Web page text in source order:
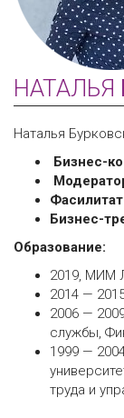
НАТАЛЬЯ
Наталья
Бизнес-
Бизнес-
Образование:
2019, МИМ
2014 —
2006 —
службы,
1999 —
труда и